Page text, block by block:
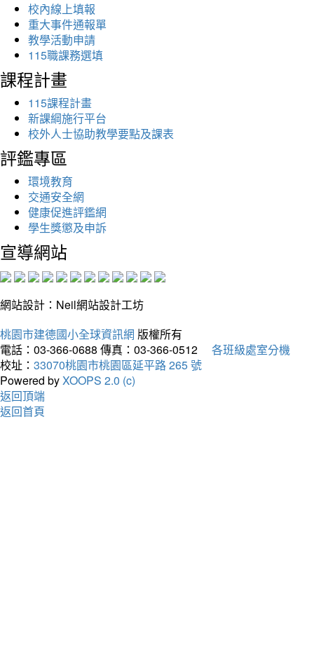
校內線上填報
重大事件通報單
教學活動申請
115職課務選填
課程計畫
115課程計畫
新課綱施行平台
校外人士協助教學要點及課表
評鑑專區
環境教育
交通安全網
健康促進評鑑網
學生獎懲及申訴
宣導網站
網站設計：Neil網站設計工坊
桃園市建德國小全球資訊網 版權所有
電話：03-366-0688 傳真：03-366-0512
各班級處室分機
校址： 33070桃園市桃園區延平路 265 號
Powered byXOOPS 2.0 (c)
返回頂端
返回首頁